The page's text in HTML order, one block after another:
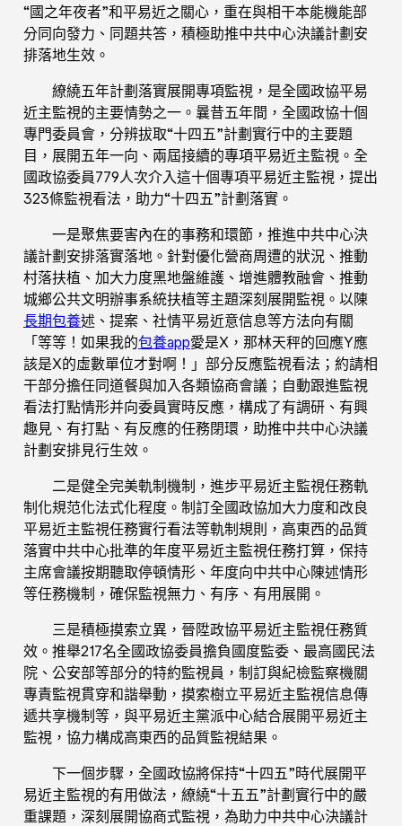
“國之年夜者”和平易近之關心，重在與相干本能機能部
分同向發力、同題共答，積極助推中共中心決議計劃安
排落地生效。
繚繞五年計劃落實展開專項監視，是全國政協平易
近主監視的主要情勢之一。曩昔五年間，全國政協十個
專門委員會，分辨拔取“十四五”計劃實行中的主要題
目，展開五年一向、兩屆接續的專項平易近主監視。全
國政協委員779人次介入這十個專項平易近主監視，提出
323條監視看法，助力“十四五”計劃落實。
一是聚焦要害內在的事務和環節，推進中共中心決
議計劃安排落實落地。針對優化營商周遭的狀況、推動
村落扶植、加大力度黑地盤維護、增進體教融會、推動
城鄉公共文明辦事系統扶植等主題深刻展開監視。以陳
長期包養述、提案、社情平易近意信息等方法向有關
「等等！如果我的包養app愛是X，那林天秤的回應Y應
該是X的虛數單位才對啊！」部分反應監視看法；約請相
干部分擔任同道餐與加入各類協商會議；自動跟進監視
看法打點情形并向委員實時反應，構成了有調研、有興
趣見、有打點、有反應的任務閉環，助推中共中心決議
計劃安排見行生效。
二是健全完美軌制機制，進步平易近主監視任務軌
制化規范化法式化程度。制訂全國政協加大力度和改良
平易近主監視任務實行看法等軌制規則，高東西的品質
落實中共中心批準的年度平易近主監視任務打算，保持
主席會議按期聽取停頓情形、年度向中共中心陳述情形
等任務機制，確保監視無力、有序、有用展開。
三是積極摸索立異，晉陞政協平易近主監視任務質
效。推舉217名全國政協委員擔負國度監委、最高國民法
院、公安部等部分的特約監視員，制訂與紀檢監察機關
專責監視貫穿和諧舉動，摸索樹立平易近主監視信息傳
遞共享機制等，與平易近主黨派中心結合展開平易近主
監視，協力構成高東西的品質監視結果。
下一個步驟，全國政協將保持“十四五”時代展開平
易近主監視的有用做法，繚繞“十五五”計劃實行中的嚴
重課題，深刻展開協商式監視，為助力中共中心決議計